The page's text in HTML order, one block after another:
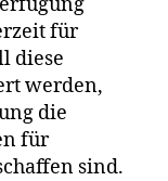
für
diese
werden,
die
für
sind.